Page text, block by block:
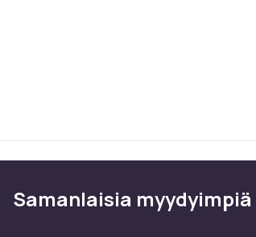
tuotteen pituus: 18 cm
Samanlaisia ​​myydyimpiä